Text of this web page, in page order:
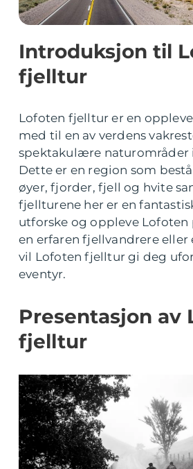
Introduksjon til
fjelltur
Lofoten fjelltur er en
med til en av verdens
spektakulære naturområder
Dette er en region som
øyer, fjorder, fjell og hvite
fjellturene her er en
utforske og oppleve Lofoten
en erfaren fjellvandrere eller
vil Lofoten fjelltur gi deg
eventyr.
Presentasjon av
fjelltur